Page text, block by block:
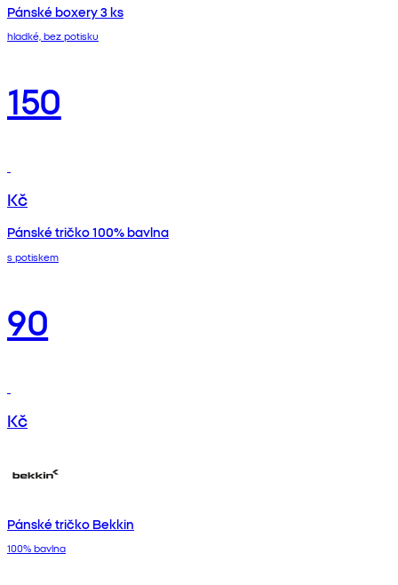
Pánské boxery 3 ks
hladké, bez potisku
150
Kč
Pánské tričko 100% bavlna
s potiskem
90
Kč
Pánské tričko Bekkin
100% bavlna